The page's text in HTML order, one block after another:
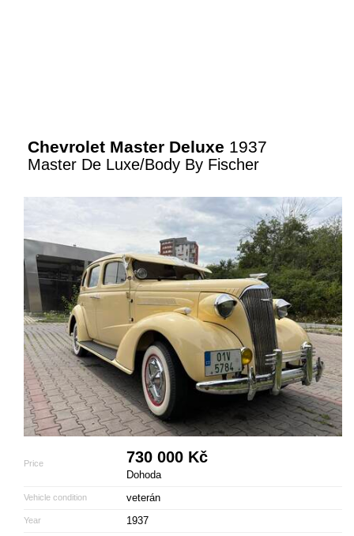
Chevrolet Master Deluxe 1937
Master De Luxe/Body By Fischer
Price 730 000 Kč
Dohoda
Vehicle condition veterán
Year 1937